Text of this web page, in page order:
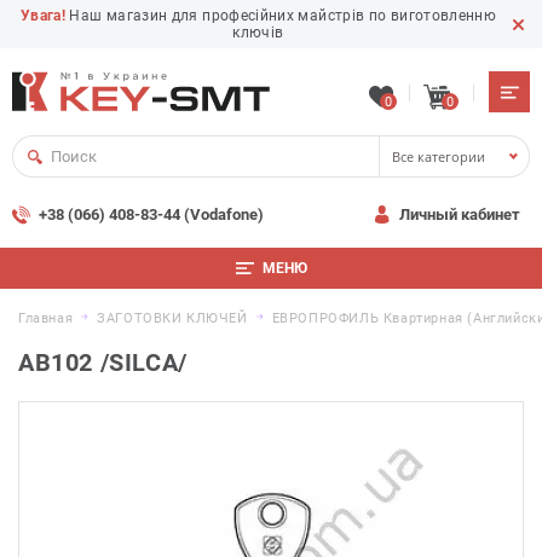
Увага! Наш магазин для професійних майстрів по виготовленню
ключів
0 0
Все категории
+38 (066) 408-83-44 (Vodafone) Личный кабинет
МЕНЮ
Главная ЗАГОТОВКИ КЛЮЧЕЙ ЕВРОПРОФИЛЬ Квартирная
AB102 /SILCA/